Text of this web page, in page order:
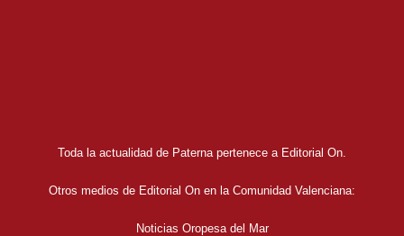
Toda la actualidad de Paterna pertenece a Editorial On.
Otros medios de Editorial On en la Comunidad Valenciana:
Noticias Oropesa del Mar